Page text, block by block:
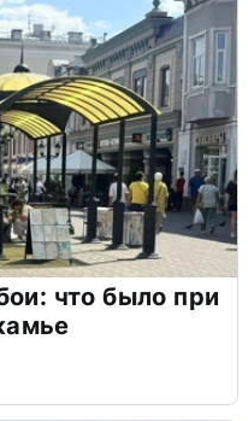
что было при